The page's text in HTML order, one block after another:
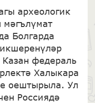
археологик
мәгълүмат
Болгарда
федераль
Халыкара
оештырыла. Ул
Россиядә